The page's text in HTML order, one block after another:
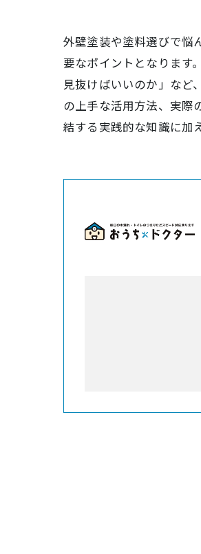
外壁塗装や塗料選びで悩
要なポイントとなります
見抜けばいいのか」など
の上手な活用方法、実際
結する実践的な知識に加